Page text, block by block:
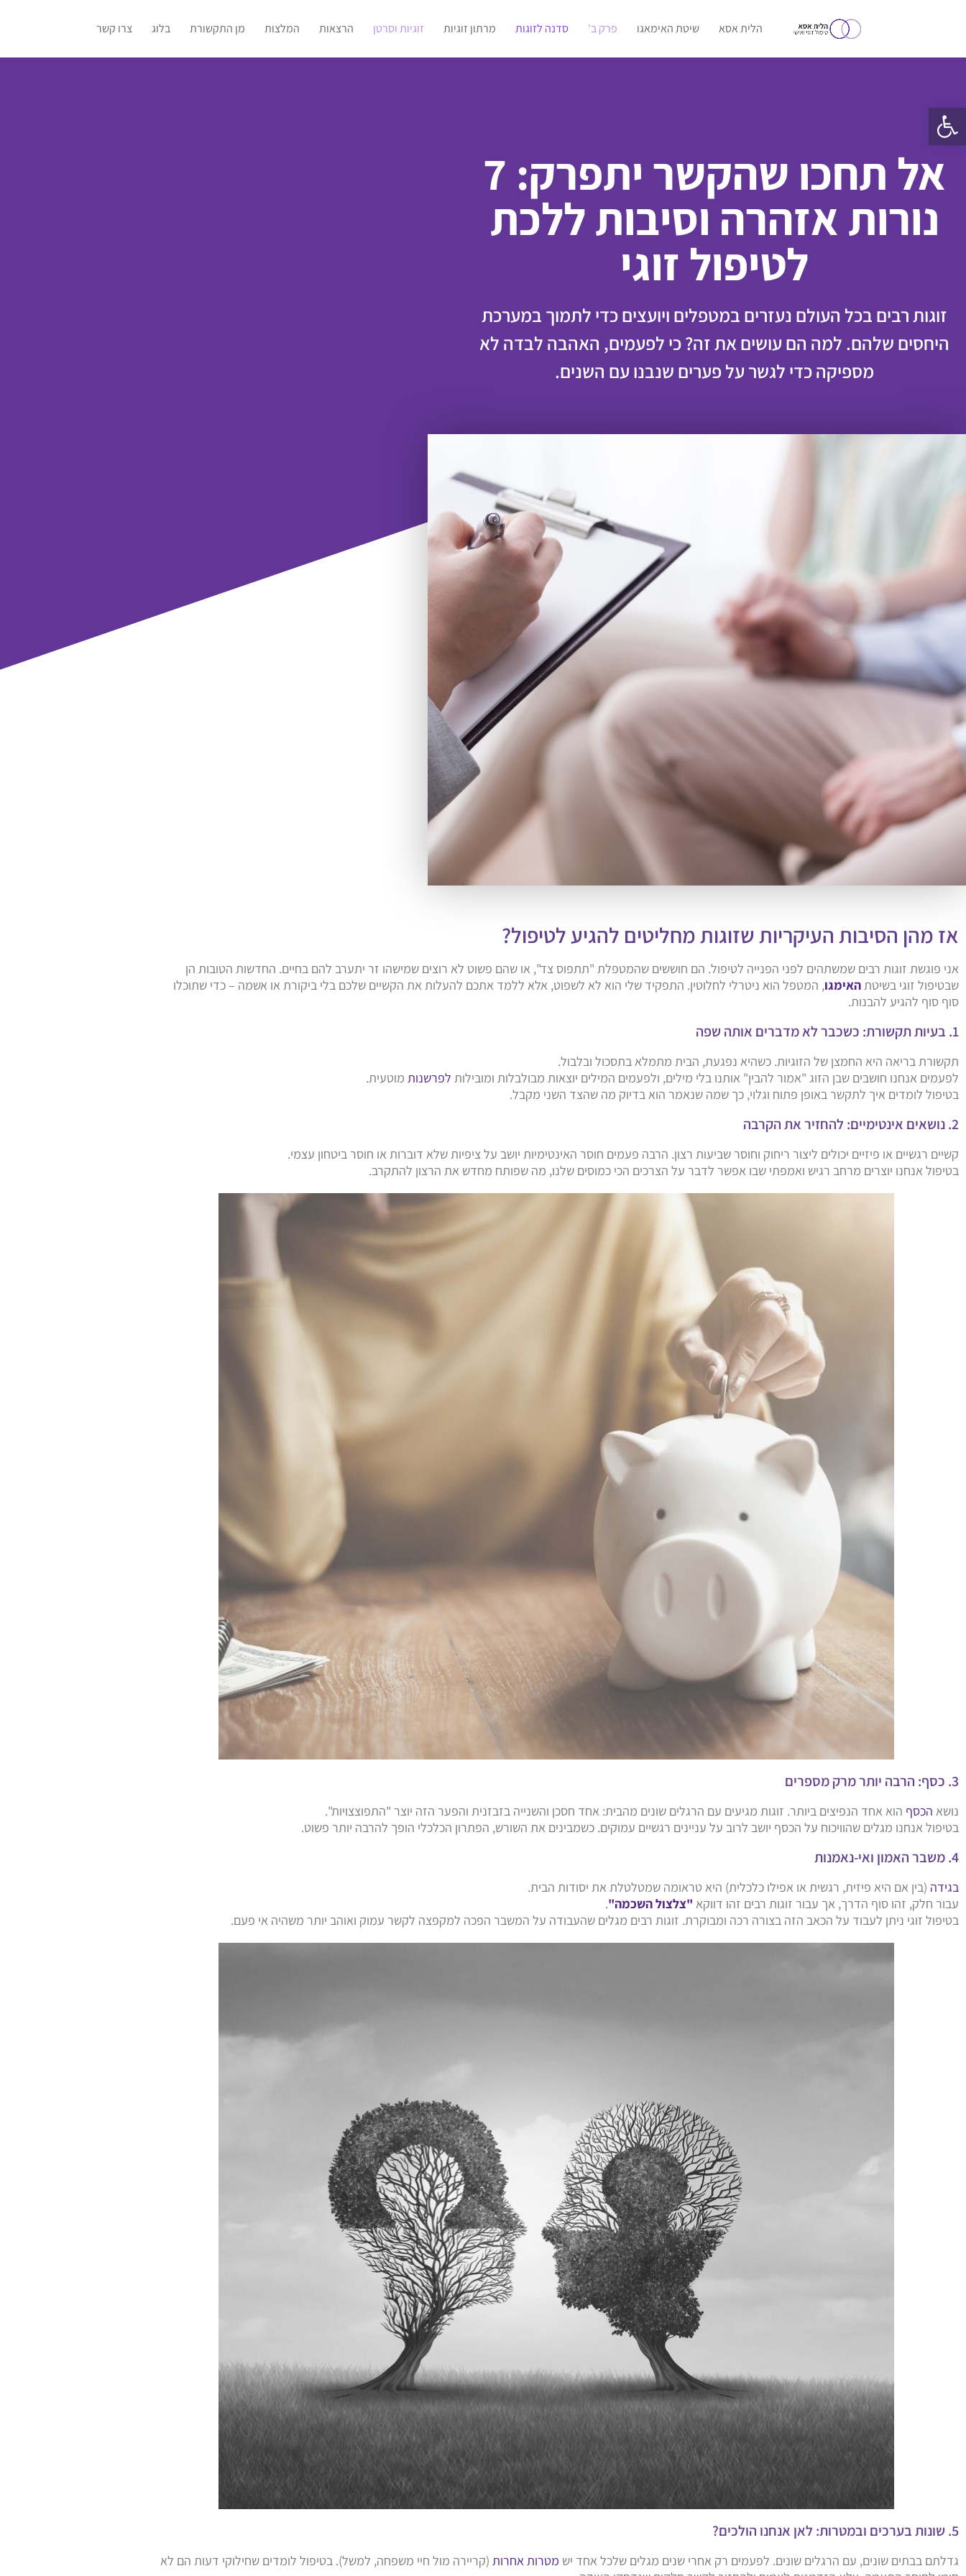
הלית אסא שיטת האימאגו פרק ב' סדנה לזוגות מרתון זוגיות זוגיות וסרטן הרצאות המלצות מן התקשורת בלוג צרו קשר
אל תחכו שהקשר יתפרק: 7
נורות אזהרה וסיבות ללכת
לטיפול זוגי
זוגות רבים בכל העולם נעזרים במטפלים ויועצים כדי לתמוך במערכת
היחסים שלהם. למה הם עושים את זה? כי לפעמים, האהבה לבדה לא
מספיקה כדי לגשר על פערים שנבנו עם השנים.
אז מהן הסיבות העיקריות שזוגות מחליטים להגיע לטיפול?
אני פוגשת זוגות רבים שמשתהים לפני הפנייה לטיפול. הם חוששים שהמטפלת "תתפוס צד", או שהם פשוט לא רוצים שמישהו זר יתערב להם בחיים. החדשות הטובות הן
שבטיפול זוגי בשיטתהאימגו, המטפל הוא ניטרלי לחלוטין. התפקיד שלי הוא לא לשפוט, אלא ללמד אתכם להעלות את הקשיים שלכם בלי ביקורת או אשמה – כדי שתוכלו
סוף סוף להגיע להבנות.
1. בעיות תקשורת: כשכבר לא מדברים אותה שפה
תקשורת בריאה היא החמצן של הזוגיות. כשהיא נפגעת, הבית מתמלא בתסכול ובלבול.
לפעמים אנחנו חושבים שבן הזוג "אמור להבין" אותנו בלי מילים, ולפעמים המילים יוצאות מבולבלות ומובילות לפרשנות מוטעית.
בטיפול לומדים איך לתקשר באופן פתוח וגלוי, כך שמה שנאמר הוא בדיוק מה שהצד השני מקבל.
2. נושאים אינטימיים: להחזיר את הקרבה
קשיים רגשיים או פיזיים יכולים ליצור ריחוק וחוסר שביעות רצון. הרבה פעמים חוסר האינטימיות יושב על ציפיות שלא דוברות או חוסר ביטחון עצמי.
בטיפול אנחנו יוצרים מרחב רגיש ואמפתי שבו אפשר לדבר על הצרכים הכי כמוסים שלנו, מה שפותח מחדש את הרצון להתקרב.
3. כסף: הרבה יותר מרק מספרים
נושא הכסף הוא אחד הנפיצים ביותר. זוגות מגיעים עם הרגלים שונים מהבית: אחד חסכן והשנייה בזבזנית והפער הזה יוצר "התפוצצויות".
בטיפול אנחנו מגלים שהוויכוח על הכסף יושב לרוב על עניינים רגשיים עמוקים. כשמבינים את השורש, הפתרון הכלכלי הופך להרבה יותר פשוט.
4. משבר האמון ואי-נאמנות
בגידה (בין אם היא פיזית, רגשית או אפילו כלכלית) היא טראומה שמטלטלת את יסודות הבית.
עבור חלק, זהו סוף הדרך, אך עבור זוגות רבים זהו דווקא "צלצול השכמה".
בטיפול זוגי ניתן לעבוד על הכאב הזה בצורה רכה ומבוקרת. זוגות רבים מגלים שהעבודה על המשבר הפכה למקפצה לקשר עמוק ואוהב יותר משהיה אי פעם.
5. שונות בערכים ובמטרות: לאן אנחנו הולכים?
גדלתם בבתים שונים, עם הרגלים שונים. לפעמים רק אחרי שנים מגלים שלכל אחד יש מטרות אחרות (קריירה מול חיי משפחה, למשל). בטיפול לומדים שחילוקי דעות הם לא
פתח סרגל נגישות